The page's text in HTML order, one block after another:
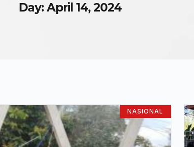
Day: April 14, 2024
NASIONAL